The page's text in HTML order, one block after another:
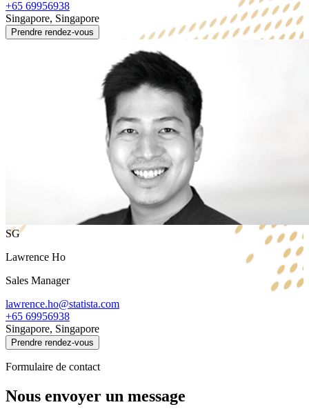
+65 69956938
Singapore, Singapore
Prendre rendez-vous
SG
Lawrence Ho
Sales Manager
lawrence.ho@statista.com
+65 69956938
Singapore, Singapore
Prendre rendez-vous
Formulaire de contact
Nous envoyer un message